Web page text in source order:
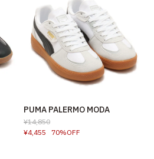
PUMA PALERMO MODA
¥14,850
¥4,455
70%OFF